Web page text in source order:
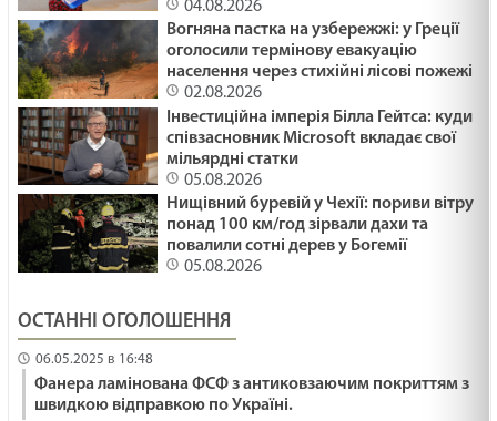
04.08.2026
Вогняна пастка на узбережжі: у Греції
оголосили термінову евакуацію
населення через стихійні лісові пожежі
02.08.2026
Інвестиційна імперія Білла Гейтса: куди
співзасновник Microsoft вкладає свої
мільярдні статки
05.08.2026
Нищівний буревій у Чехії: пориви вітру
понад 100 км/год зірвали дахи та
повалили сотні дерев у Богемії
05.08.2026
ОСТАННІ ОГОЛОШЕННЯ
06.05.2025 в 16:48
Фанера ламінована ФСФ з антиковзаючим покриттям з
швидкою відправкою по Україні.